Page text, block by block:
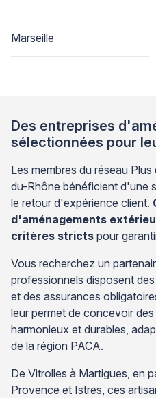
Marseille
Des entreprises
sélectionnées pour
Les membres du réseau
du-Rhône bénéficient d'une
le retour d'expérience client.
d'aménagements
critères stricts pour
Vous recherchez un
professionnels disposent
et des assurances
leur permet de concevoir
harmonieux et durables,
de la région PACA.
De Vitrolles à Martigues, en
Provence et Istres, ces